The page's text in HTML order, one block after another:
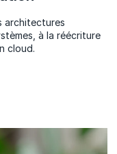
architectures
à la réécriture
cloud.